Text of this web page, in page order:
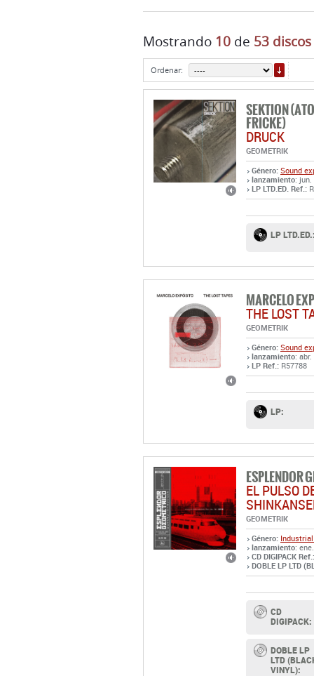
Mostrando 10 de 53 discos
Ordenar:
SEKTION
FRICKE)
DRUCK
GEOMETRIK
Género: Sound
lanzamiento: jun.
LP LTD.ED. Ref.:
LP
MARCELO
THE LOST
GEOMETRIK
Género: Sound
lanzamiento:
LP Ref.: R57788
LP:
ESPLENDOR
EL PULSO
GEOMETRIK
Género:
lanzamiento:
CD DIGIPACK Ref.:
DOBLE LP LTD
CD
DIGIPACK:
DOBLE LP
LTD
VINYL):